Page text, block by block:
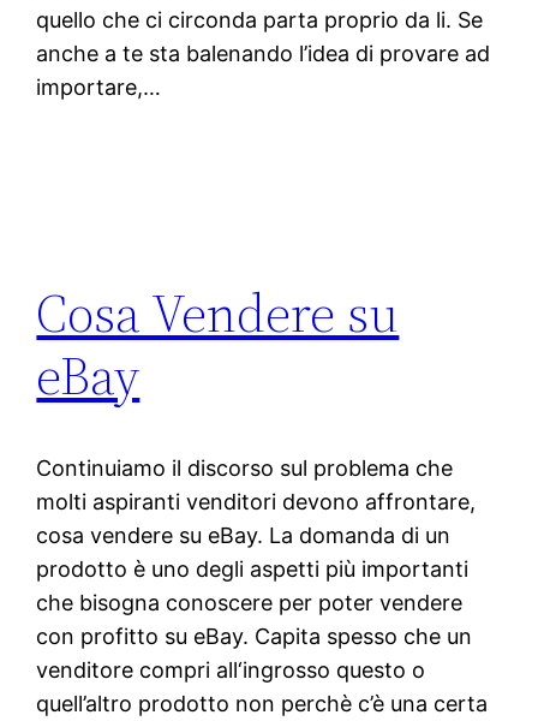
quello che ci circonda parta proprio da li. Se
anche a te sta balenando l’idea di provare ad
importare,…
Cosa Vendere su
eBay
Continuiamo il discorso sul problema che
molti aspiranti venditori devono affrontare,
cosa vendere su eBay. La domanda di un
prodotto è uno degli aspetti più importanti
che bisogna conoscere per poter vendere
con profitto su eBay. Capita spesso che un
venditore compri all‘ingrosso questo o
quell’altro prodotto non perchè c’è una certa